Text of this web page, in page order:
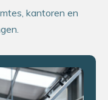
kantoren en